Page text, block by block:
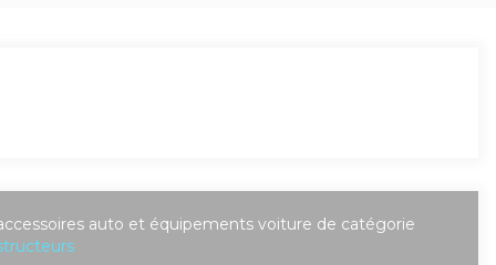
auto et équipements voiture de catégorie